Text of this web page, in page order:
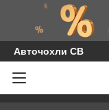
Авточохли СВ